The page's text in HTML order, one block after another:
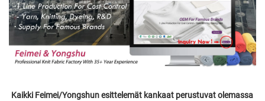
Kaikki Feimei/Yongshun esittelemät kankaat perustuvat olemassa